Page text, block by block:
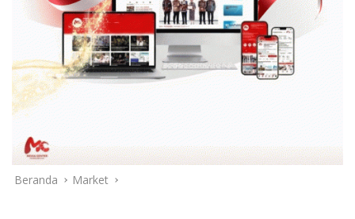
Beranda Market